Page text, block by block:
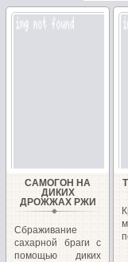
САМОГОН НА
ДИКИХ
ДРОЖЖАХ РЖИ
Сбраживание
сахарной браги с
помощью диких